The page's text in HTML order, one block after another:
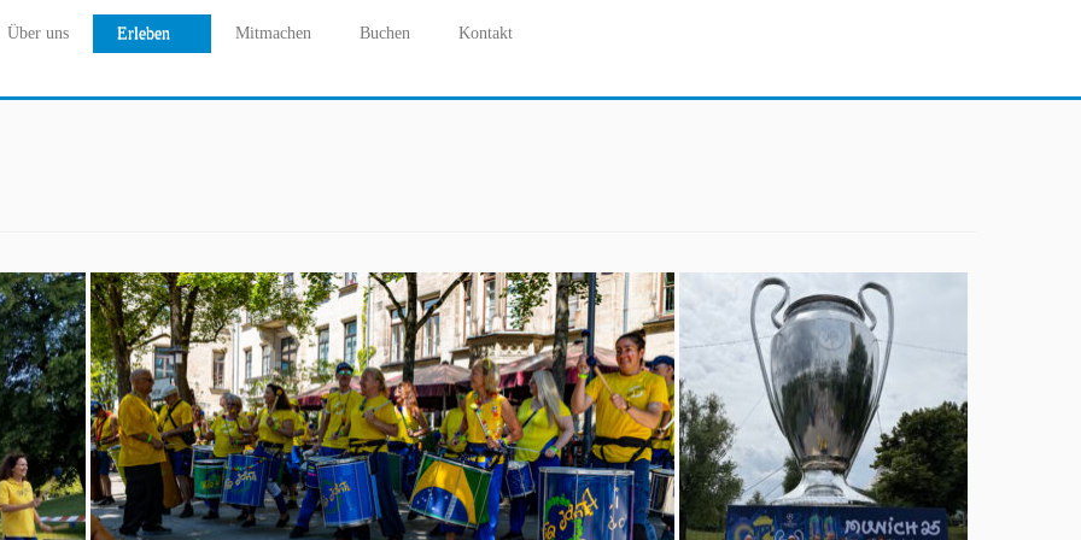
Über uns Erleben Mitmachen Buchen Kontakt